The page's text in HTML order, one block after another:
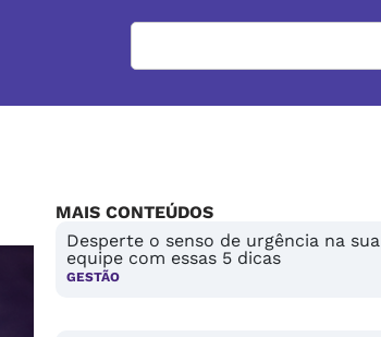
MAIS CONTEÚDOS
Desperte o senso de urgência na sua
equipe com essas 5 dicas
GESTÃO